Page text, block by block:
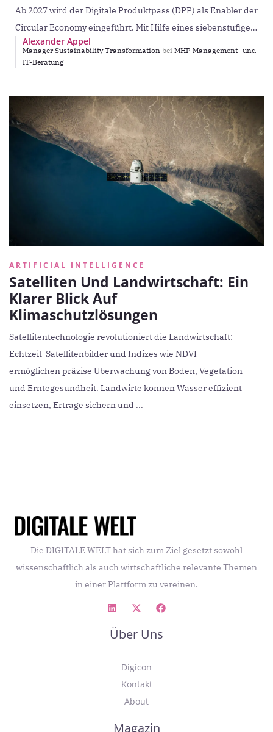
Ab 2027 wird der Digitale Produktpass (DPP) als Enabler der
Circular Economy eingeführt. Mit Hilfe eines siebenstufigen
Vorgehensmodells können Unternehmen den Aufwand
beim Sammeln
Alexander Appel
Manager Sustainability Transformation bei MHP Management- und
IT-Beratung
ARTIFICIAL INTELLIGENCE
Satelliten Und Landwirtschaft: Ein
Klarer Blick Auf
Klimaschutzlösungen
Satellitentechnologie revolutioniert die Landwirtschaft:
Echtzeit-Satellitenbilder und Indizes wie NDVI
ermöglichen präzise Überwachung von Boden, Vegetation
und Erntegesundheit. Landwirte können Wasser effizient
einsetzen, Erträge sichern und ...
Die DIGITALE WELT hat sich zum Ziel gesetzt sowohl
wissenschaftlich als auch wirtschaftliche relevante Themen
in einer Plattform zu vereinen.
Über Uns
Digicon
Kontakt
About
Magazin